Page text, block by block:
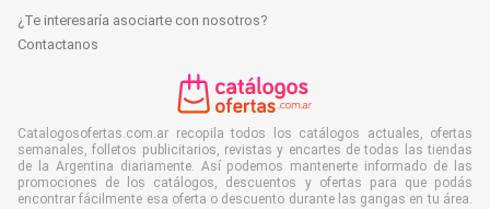
¿Te interesaría asociarte con nosotros?
Contactanos
Catalogosofertas.com.ar recopila todos los catálogos actuales, ofertas
semanales, folletos publicitarios, revistas y encartes de todas las tiendas
de la Argentina diariamente. Así podemos mantenerte informado de las
promociones de los catálogos, descuentos y ofertas para que podás
encontrar fácilmente esa oferta o descuento durante las gangas en tu área.